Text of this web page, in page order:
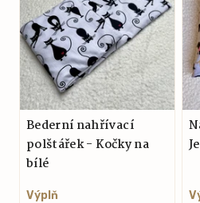
Bederní nahřívací
polštářek - Kočky na
bílé
Výplň